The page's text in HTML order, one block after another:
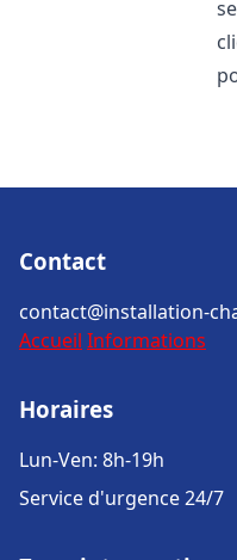
Contact
contact@installation-
Accueil Informations
Horaires
Lun-Ven: 8h-19h
Service d'urgence 24/7